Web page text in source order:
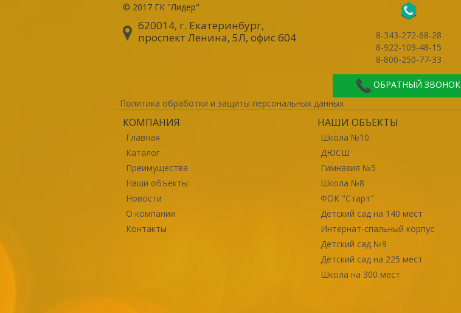
© 2017 ГК "Лидер"
620014, г. Екатеринбург,
проспект Ленина, 5Л, офис 604
8-343-272-68-28
8-922-109-48-15
8-800-250-77-33
ОБРАТНЫЙ ЗВОНОК
Политика обработки и защиты персональных данных
КОМПАНИЯ
Главная
Каталог
Преимущества
Наши объекты
Новости
О компании
Контакты
НАШИ ОБЪЕКТЫ
Школа №10
ДЮСШ
Гимназия №5
Школа №8
ФОК "Старт"
Детский сад на 140 мест
Интернат-спальный корпус
Детский сад №9
Детский сад на 225 мест
Школа на 300 мест